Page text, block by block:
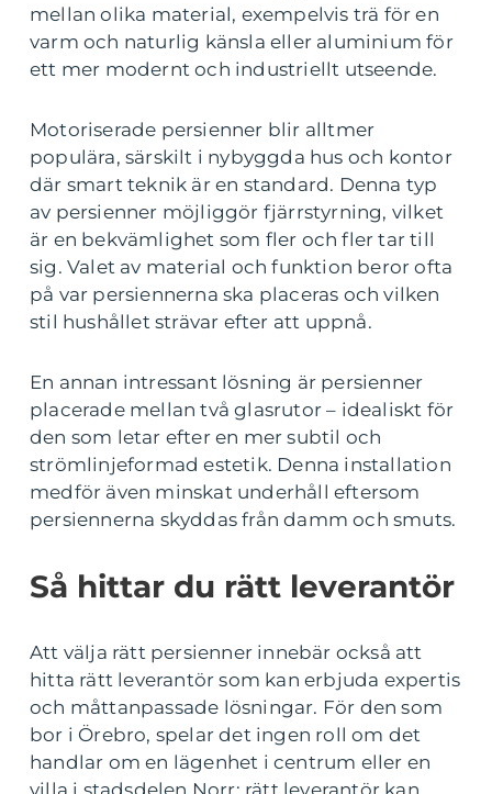
mellan olika material, exempelvis trä för en
varm och naturlig känsla eller aluminium för
ett mer modernt och industriellt utseende.
Motoriserade persienner blir alltmer
populära, särskilt i nybyggda hus och kontor
där smart teknik är en standard. Denna typ
av persienner möjliggör fjärrstyrning, vilket
är en bekvämlighet som fler och fler tar till
sig. Valet av material och funktion beror ofta
på var persiennerna ska placeras och vilken
stil hushållet strävar efter att uppnå.
En annan intressant lösning är persienner
placerade mellan två glasrutor – idealiskt för
den som letar efter en mer subtil och
strömlinjeformad estetik. Denna installation
medför även minskat underhåll eftersom
persiennerna skyddas från damm och smuts.
Så hittar du rätt leverantör
Att välja rätt persienner innebär också att
hitta rätt leverantör som kan erbjuda expertis
och måttanpassade lösningar. För den som
bor i Örebro, spelar det ingen roll om det
handlar om en lägenhet i centrum eller en